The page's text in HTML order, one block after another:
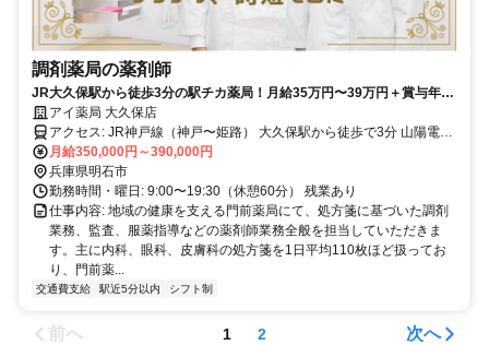
調剤薬局の薬剤師
JR大久保駅から徒歩3分の駅チカ薬局！月給35万円〜39万円＋賞与年2
回で安定した高待遇を実現
アイ薬局 大久保店
アクセス: JR神戸線（神戸〜姫路） 大久保駅から徒歩で3分 山陽電鉄
本線 中八木駅から徒歩で17分
月給350,000円～390,000円
兵庫県明石市
勤務時間・曜日: 9:00〜19:30（休憩60分） 残業あり
仕事内容: 地域の健康を支える門前薬局にて、処方箋に基づいた調剤
業務、監査、服薬指導などの薬剤師業務全般を担当していただきま
す。主に内科、眼科、皮膚科の処方箋を1日平均110枚ほど扱ってお
り、門前薬...
交通費支給 駅近5分以内 シフト制
前へ 1 2 次へ